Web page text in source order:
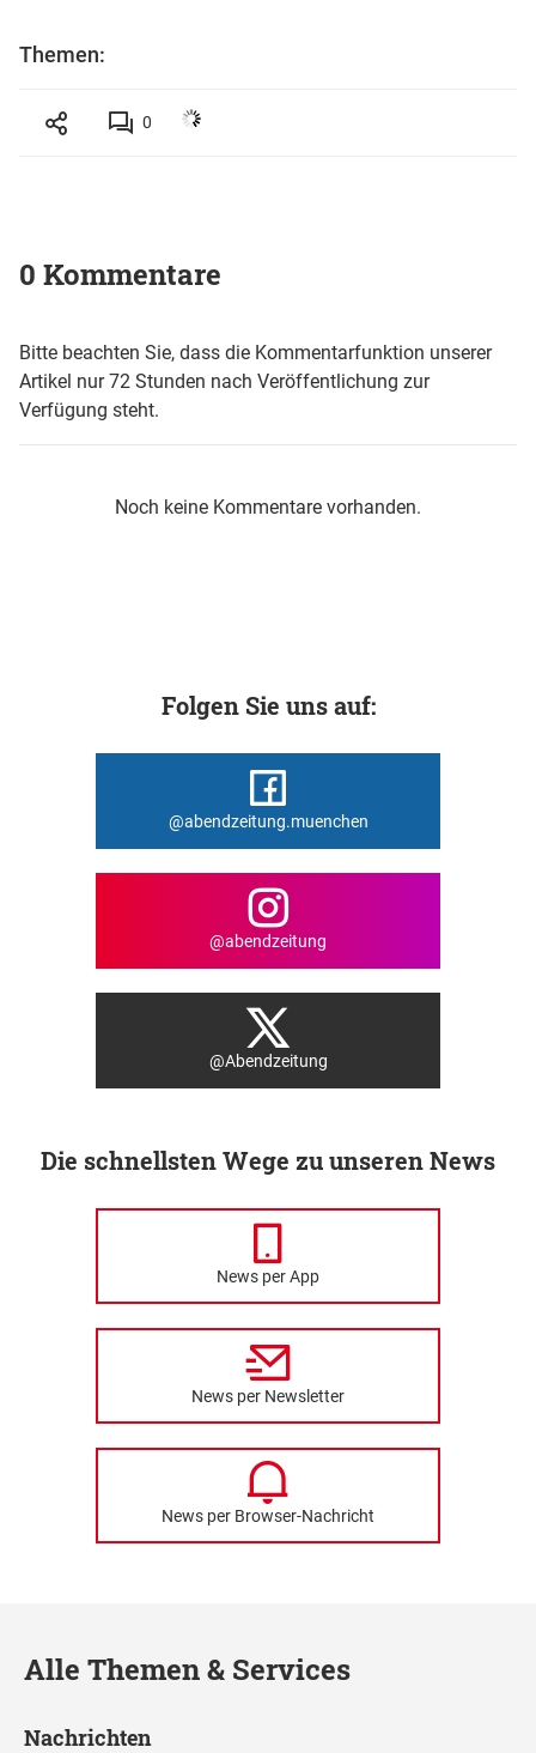
Themen:
0
0 Kommentare
Bitte beachten Sie, dass die Kommentarfunktion unserer
Artikel nur 72 Stunden nach Veröffentlichung zur
Verfügung steht.
Noch keine Kommentare vorhanden.
Folgen Sie uns auf:
@abendzeitung.muenchen
@abendzeitung
@Abendzeitung
Die schnellsten Wege zu unseren News
News per App
News per Newsletter
News per Browser-Nachricht
Alle Themen & Services
Nachrichten